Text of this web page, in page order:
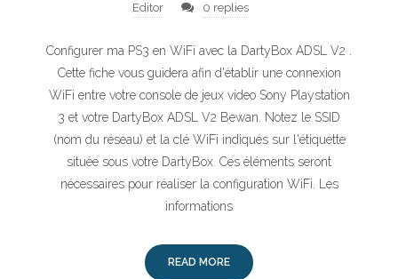
Editor 0 replies
Configurer ma PS3 en WiFi avec la DartyBox ADSL V2 .
Cette fiche vous guidera afin d'établir une connexion
WiFi entre votre console de jeux video Sony Playstation
3 et votre DartyBox ADSL V2 Bewan. Notez le SSID
(nom du réseau) et la clé WiFi indiqués sur l'étiquette
située sous votre DartyBox. Ces éléments seront
nécessaires pour réaliser la configuration WiFi. Les
informations
READ MORE